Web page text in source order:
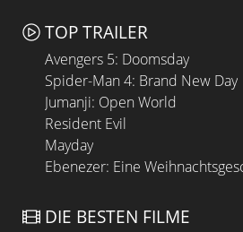
TOP TRAILER
Avengers 5: Doomsday
Spider-Man 4: Brand New Day
Jumanji: Open World
Resident Evil
Mayday
Ebenezer: Eine
DIE BESTEN FILME